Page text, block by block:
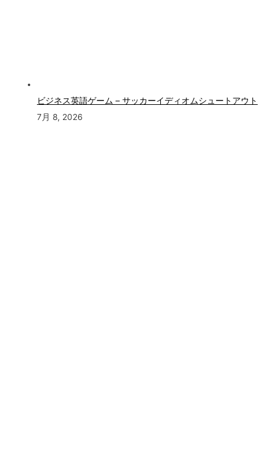
ビジネス英語ゲーム – サッカーイディオムシュートアウト
7月 8, 2026